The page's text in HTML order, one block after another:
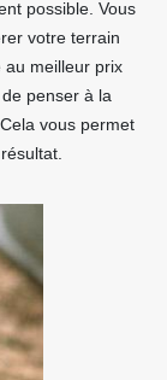
possible. Vous
votre terrain
meilleur prix
penser à la
vous permet